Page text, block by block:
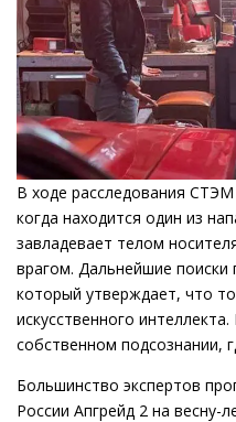
В ходе расследования
когда находится один из
завладевает телом
врагом. Дальнейшие поиски
который утверждает, что
искусственного
собственном подсознании,
Большинство экспертов
России Апгрейд 2 на весну-